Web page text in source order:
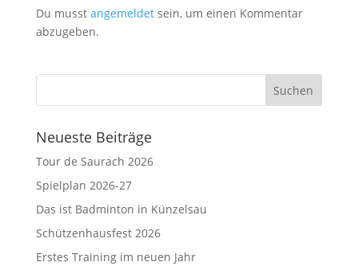
Du musst angemeldetsein, um einen Kommentar
abzugeben.
Neueste Beiträge
Tour de Saurach 2026
Spielplan 2026-27
Das ist Badminton in Künzelsau
Schützenhausfest 2026
Erstes Training im neuen Jahr